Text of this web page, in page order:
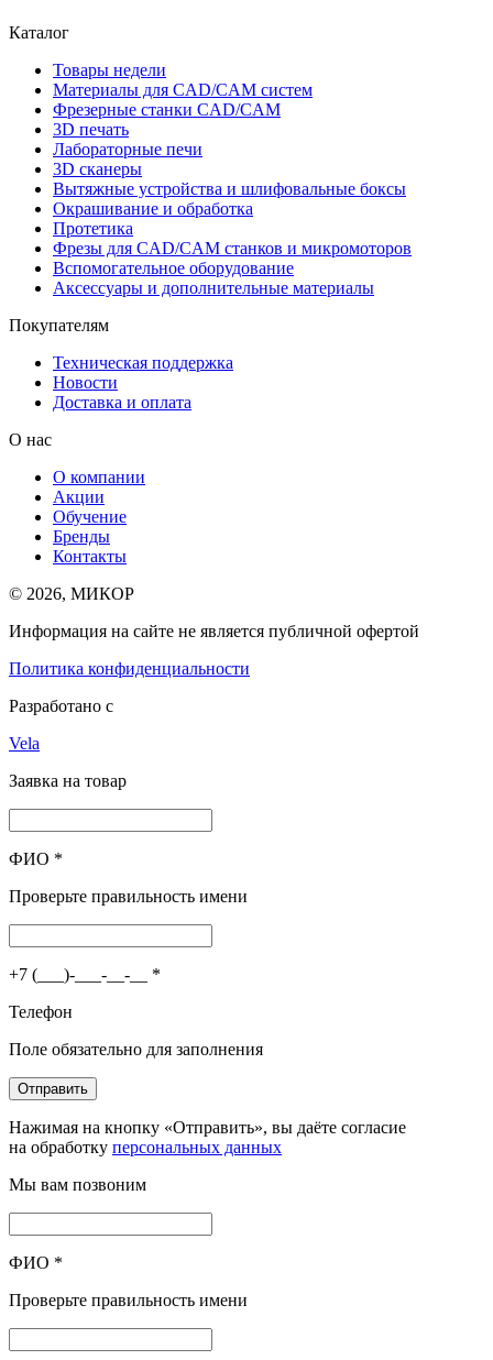
Каталог
Товары недели
Материалы для CAD/CAM систем
Фрезерные станки CAD/CAM
3D печать
Лабораторные печи
3D сканеры
Вытяжные устройства и шлифовальные боксы
Окрашивание и обработка
Протетика
Фрезы для CAD/CAM станков и микромоторов
Вспомогательное оборудование
Аксессуары и дополнительные материалы
Покупателям
Техническая поддержка
Новости
Доставка и оплата
О нас
О компании
Акции
Обучение
Бренды
Контакты
© 2026, МИКОР
Информация на сайте не является публичной офертой
Политика конфиденциальности
Разработано с
Vela
Заявка на товар
ФИО *
Проверьте правильность имени
+7 (___)-___-__-__ *
Телефон
Поле обязательно для заполнения
Отправить
Нажимая на кнопку «Отправить», вы даёте согласие
на обработку персональных данных
Мы вам позвоним
ФИО *
Проверьте правильность имени